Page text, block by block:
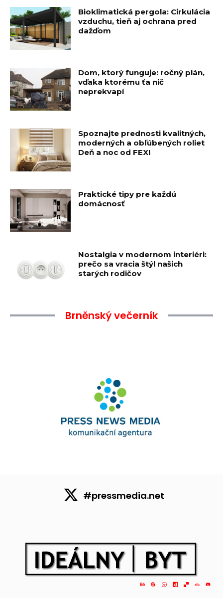
Bioklimatická pergola: Cirkulácia
vzduchu, tieň aj ochrana pred
dažďom
Dom, ktorý funguje: ročný plán,
vďaka ktorému ťa nič
neprekvapí
Spoznajte prednosti kvalitných,
moderných a obľúbených roliet
Deň a noc od FEXI
Praktické tipy pre každú
domácnosť
Nostalgia v modernom interiéri:
prečo sa vracia štýl našich
starých rodičov
Brněnský večerník
#pressmedia.net